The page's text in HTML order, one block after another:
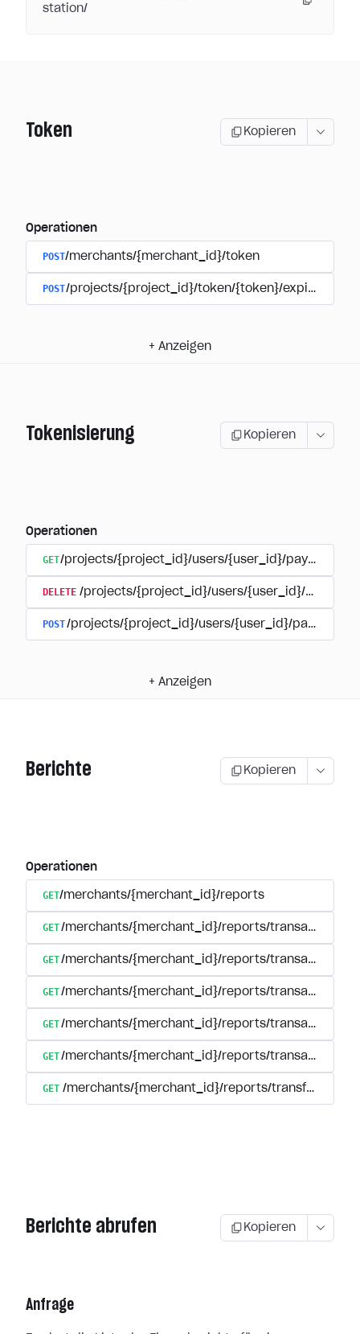
station/
Token Kopieren
Operationen
POST/merchants/{merchant_id}/token
POST/projects/{project_id}/token/{token}/expire
+ Anzeigen
Tokenisierung Kopieren
Operationen
GET/projects/{project_id}/users/{user_id}/
DELETE /projects/{project_id}/users/{user_id}/
POST/projects/{project_id}/users/{user_id}/
+ Anzeigen
Berichte Kopieren
Operationen
GET/merchants/{merchant_id}/reports
GET/merchants/{merchant_id}/reports/transactions/
GET/merchants/{merchant_id}/reports/transactions/
GET/merchants/{merchant_id}/reports/transactions/
GET/merchants/{merchant_id}/reports/transactions/
GET/merchants/{merchant_id}/reports/transactions/
GET /merchants/{merchant_id}/reports/transfers
Berichte abrufen Kopieren
Anfrage